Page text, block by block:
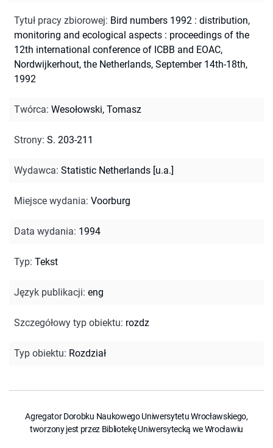
Tytuł pracy zbiorowej: Bird numbers 1992 : distribution,
monitoring and ecological aspects : proceedings of the
12th international conference of ICBB and EOAC,
Nordwijkerhout, the Netherlands, September 14th-18th,
1992
Twórca: Wesołowski, Tomasz
Strony: S. 203-211
Wydawca: Statistic Netherlands [u.a.]
Miejsce wydania: Voorburg
Data wydania: 1994
Typ: Tekst
Język publikacji: eng
Szczegółowy typ obiektu: rozdz
Typ obiektu: Rozdział
Agregator Dorobku Naukowego Uniwersytetu Wrocławskiego,
tworzony jest przez Bibliotekę Uniwersytecką we Wrocławiu